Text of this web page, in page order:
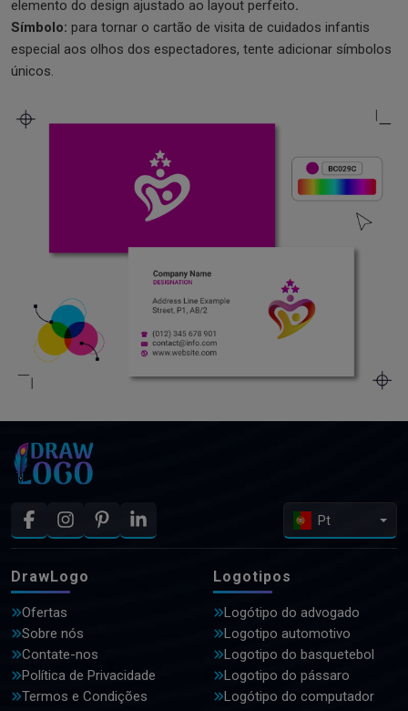
elemento do design ajustado ao layout perfeito.
Símbolo: para tornar o cartão de visita de cuidados infantis
especial aos olhos dos espectadores, tente adicionar símbolos
únicos.
Pt
DrawLogo
Ofertas
Sobre nós
Contate-nos
Política de Privacidade
Termos e Condições
Logotipos
Logótipo do advogado
Logotipo automotivo
Logotipo do basquetebol
Logotipo do pássaro
Logótipo do computador